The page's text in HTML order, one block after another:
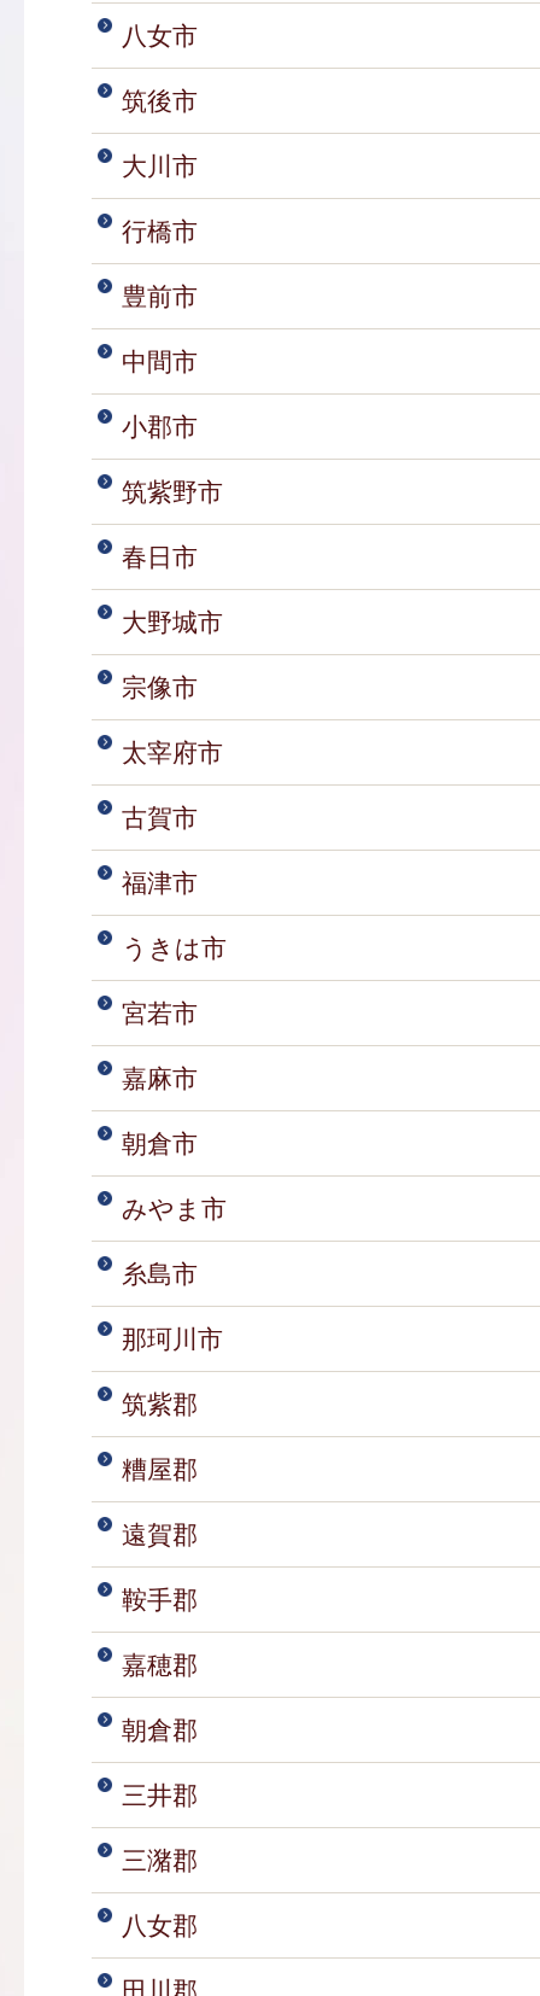
八女市
筑後市
大川市
行橋市
豊前市
中間市
小郡市
筑紫野市
春日市
大野城市
宗像市
太宰府市
古賀市
福津市
うきは市
宮若市
嘉麻市
朝倉市
みやま市
糸島市
那珂川市
筑紫郡
糟屋郡
遠賀郡
鞍手郡
嘉穂郡
朝倉郡
三井郡
三潴郡
八女郡
田川郡